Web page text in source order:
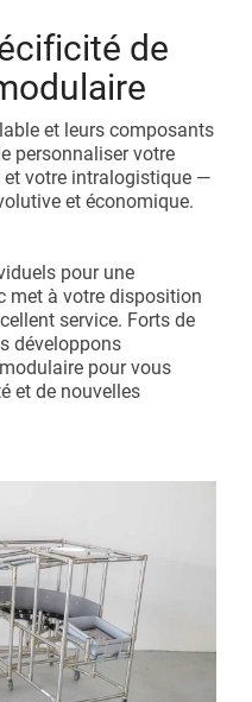
de
et leurs composants
personnaliser votre
votre intralogistique —
et économique.
pour une
met à votre disposition
service. Forts de
développons
pour vous
et de nouvelles